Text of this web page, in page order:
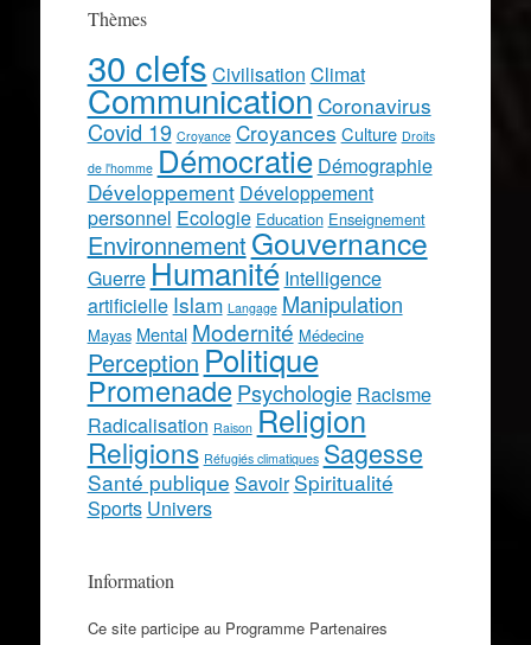
Thèmes
30 clefs Civilisation Climat
CommunicationCoronavirus
Covid 19 Croyance Croyances Culture Droits
de l'homme Démocratie Démographie
Développement Développement
personnel Ecologie Education Enseignement
EnvironnementGouvernance
GuerreHumanité Intelligence
artificielle Islam Langage Manipulation
Mayas Mental Modernité Médecine
PerceptionPolitique
Promenade Psychologie Racisme
Radicalisation Raison Religion
Religions Réfugiés climatiques Sagesse
Santé publique Savoir Spiritualité
Sports Univers
Information
Ce site participe au Programme Partenaires